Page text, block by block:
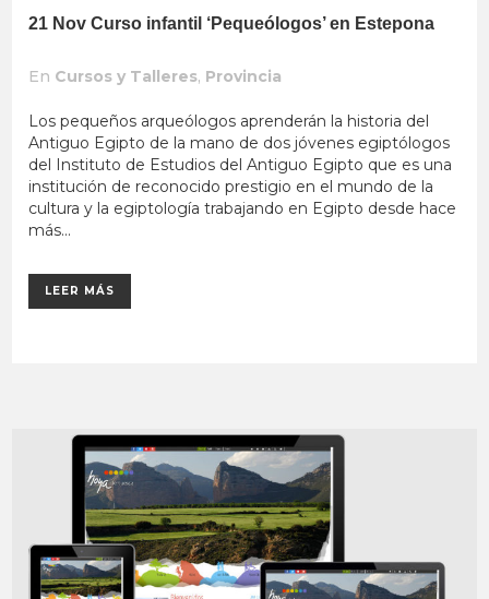
21 Nov Curso infantil ‘Pequeólogos’ en Estepona
En Cursos y Talleres, Provincia
Los pequeños arqueólogos aprenderán la historia del
Antiguo Egipto de la mano de dos jóvenes egiptólogos
del Instituto de Estudios del Antiguo Egipto que es una
institución de reconocido prestigio en el mundo de la
cultura y la egiptología trabajando en Egipto desde hace
más...
LEER MÁS